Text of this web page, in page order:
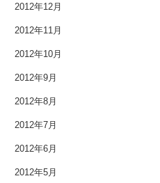
2012年12月
2012年11月
2012年10月
2012年9月
2012年8月
2012年7月
2012年6月
2012年5月